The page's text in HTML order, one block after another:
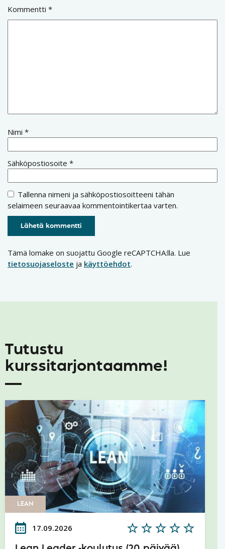
Kommentti *
Nimi *
Sähköpostiosoite *
Tallenna nimeni ja sähköpostiosoitteeni tähän
selaimeen seuraavaa kommentointikertaa varten.
Tämä lomake on suojattu Google reCAPTCHA:lla. Lue
tietosuojaseloste ja käyttöehdot.
Tutustu
kurssitarjontaamme!
LEAN
17.09.2026